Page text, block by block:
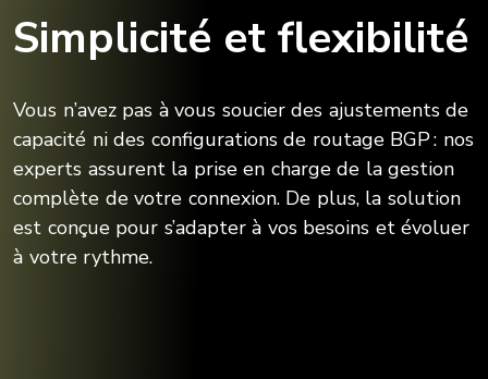
Simplicité et flexibilité
Vous n’avez pas à vous soucier des ajustements de
capacité ni des configurations de routage BGP : nos
experts assurent la prise en charge de la gestion
complète de votre connexion. De plus, la solution
est conçue pour s’adapter à vos besoins et évoluer
à votre rythme.